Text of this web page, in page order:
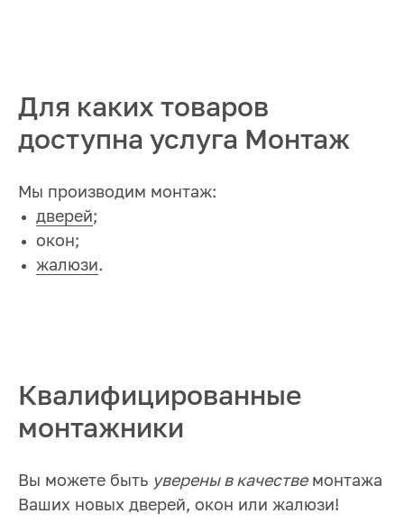
Для каких товаров
доступна услуга Монтаж
Мы производим монтаж:
дверей;
окон;
жалюзи.
Квалифицированные
монтажники
Вы можете быть уверены в качествемонтажа
Ваших новых дверей, окон или жалюзи!